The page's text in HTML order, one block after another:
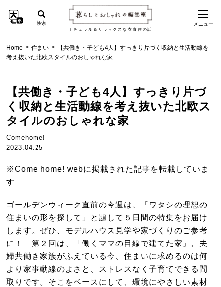
ナチュラル＆リラックスな衣食住の話
検索 メニュー
Home > 住まい >
【共働き・子ども4人】すっきり片づく収納と生活動線を
考え抜いた北欧スタイルのおしゃれな家
【共働き・子ども4人】すっきり片づ
く収納と生活動線を考え抜いた北欧ス
タイルのおしゃれな家
Comehome!
2023.04.25
※Come home! webに掲載された記事を転載していま
す
ゴールデンウィーク直前の今週は、「ワタシの理想の
住まいの形を探して」と題して５日間の特集をお届け
します。ぜひ、モデルハウス見学や家づくりのご参考
に！ 第２回は、「働くママの目線で建てた家」。夫
婦共働き家族がふえている今、住まいに求めるのは何
より家事動線のよさと、ストレスなく子育てできる間
取りです。そこをベースにして、環境にやさしい素材